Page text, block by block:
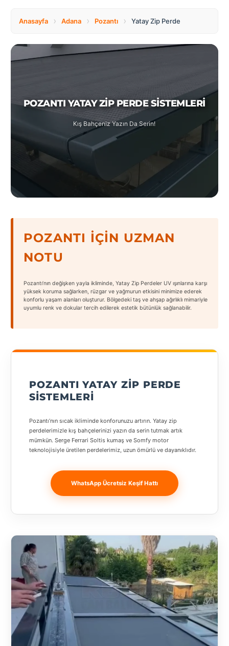
Anasayfa › Adana › Pozantı › Yatay Zip Perde
POZANTI YATAY ZIP PERDE SISTEMLERI
Kış Bahçeniz Yazın Da Serin!
POZANTI İÇIN UZMAN
NOTU
Pozantı’nın değişken yayla ikliminde, Yatay Zip Perdeler UV ışınlarına karşı
yüksek koruma sağlarken, rüzgar ve yağmurun etkisini minimize ederek
konforlu yaşam alanları oluşturur. Bölgedeki taş ve ahşap ağırlıklı mimariyle
uyumlu renk ve dokular tercih edilerek estetik bütünlük sağlanabilir.
POZANTI YATAY ZIP PERDE
SISTEMLERI
Pozantı’nın sıcak ikliminde konforunuzu artırın. Yatay zip
perdelerimizle kış bahçelerinizi yazın da serin tutmak artık
mümkün. Serge Ferrari Soltis kumaş ve Somfy motor
teknolojisiyle üretilen perdelerimiz, uzun ömürlü ve dayanıklıdır.
WhatsApp Ücretsiz Keşif Hattı
Bulgaria
Canada
Czech
Netherlands
Poland
Romania
Switzerland
Turkey
States
Tüm
Adana
Adıyaman
Antalya
Balıkesir
Banja
Luka
Bingöl
Bosnia and
Bulgaristan
Bursa
Çanakkale
Çekya
Diyarbakır